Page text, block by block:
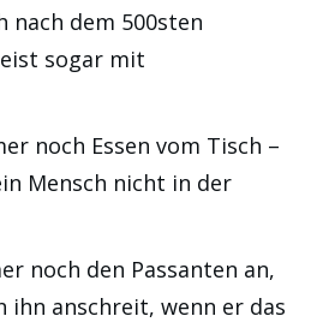
nach dem 500sten
sogar mit
noch Essen vom Tisch –
Mensch nicht in der
noch den Passanten an,
ihn anschreit, wenn er das